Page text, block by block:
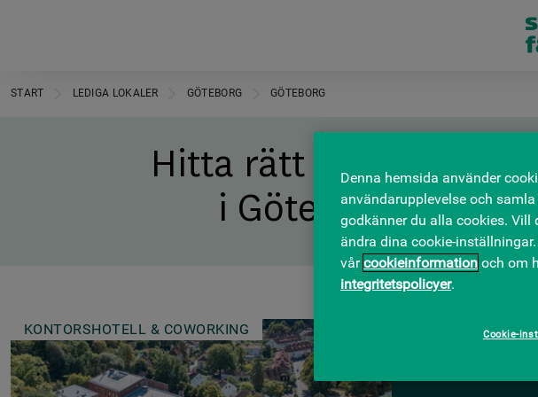
START LEDIGA LOKALER GÖTEBORG GÖTEBORG
Hitta rätt
lokal
i Göteborg
typ
att
filtrera
på:
Välj
min
area
att
filtrera
Fyll i en söksträng
KONTORSHOTELL & COWORKING
Denna hemsida använder
användarupplevelse och
godkänner du alla cookies.
ändra dina cookie-
vårcookieinformation och om
integritetspolicyer.
Cookie-